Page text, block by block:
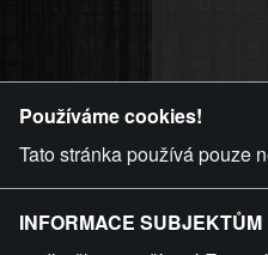
Používáme cookies!
Tato stránka používá pouze
INFORMACE SUBJEKTŮM